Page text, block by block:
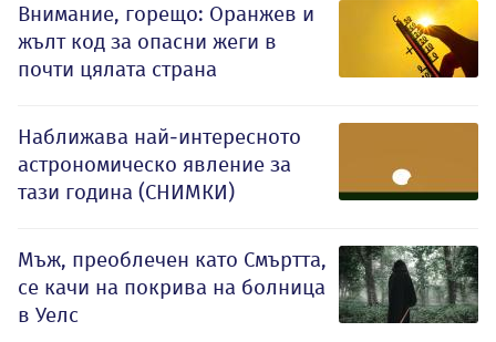
Внимание, горещо: Оранжев и
жълт код за опасни жеги в
почти цялата страна
Наближава най-интересното
астрономическо явление за
тази година (СНИМКИ)
Мъж, преоблечен като Смъртта,
се качи на покрива на болница
в Уелс